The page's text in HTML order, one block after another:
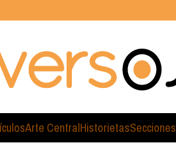
Arte CentralHistorietasSecciones